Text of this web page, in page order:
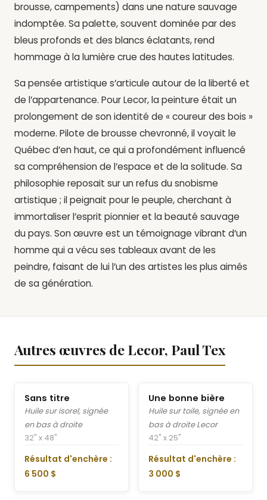
brousse, campements) dans une nature sauvage
indomptée. Sa palette, souvent dominée par des
bleus profonds et des blancs éclatants, rend
hommage à la lumière crue des hautes latitudes.
Sa pensée artistique s’articule autour de la liberté et
de l’appartenance. Pour Lecor, la peinture était un
prolongement de son identité de « coureur des bois »
moderne. Pilote de brousse chevronné, il voyait le
Québec d’en haut, ce qui a profondément influencé
sa compréhension de l’espace et de la solitude. Sa
philosophie reposait sur un refus du snobisme
artistique ; il peignait pour le peuple, cherchant à
immortaliser l’esprit pionnier et la beauté sauvage
du pays. Son œuvre est un témoignage vibrant d’un
homme qui a vécu ses tableaux avant de les
peindre, faisant de lui l’un des artistes les plus aimés
de sa génération.
Autres œuvres de Lecor, Paul Tex
Sans titre
Huile sur isorel, signée
en bas à droite
32" x 48"
Résultat d'enchère :
6 500 $
Une bonne bière
Huile sur toile, signée en
bas à droite Lecor
42" x 25"
Résultat d'enchère :
3 000 $